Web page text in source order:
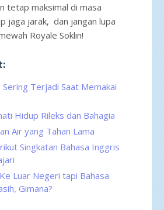
tetap maksimal di masa
jaga jarak, dan jangan lupa
Royale Soklin!
Sering Terjadi Saat Memakai
Hidup Rileks dan Bahagia
Air yang Tahan Lama
Singkatan Bahasa Inggris
Ke Luar Negeri tapi Bahasa
Gimana?